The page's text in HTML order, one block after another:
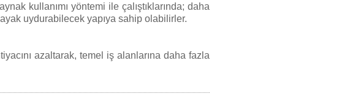
kullanımı yöntemi ile çalıştıklarında; daha
uydurabilecek yapıya sahip olabilirler.
azaltarak, temel iş alanlarına daha fazla